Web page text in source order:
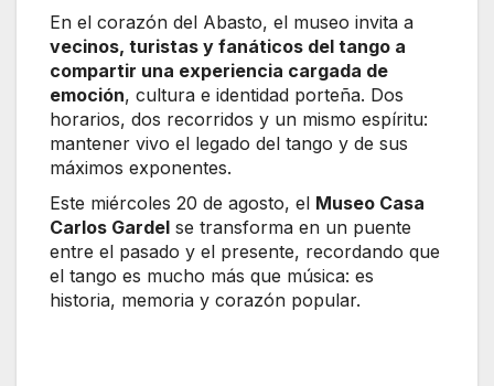
En el corazón del Abasto, el museo invita a
vecinos, turistas y fanáticos del tango a
compartir una experiencia cargada de
emoción, cultura e identidad porteña. Dos
horarios, dos recorridos y un mismo espíritu:
mantener vivo el legado del tango y de sus
máximos exponentes.
Este miércoles 20 de agosto, el Museo Casa
Carlos Gardel se transforma en un puente
entre el pasado y el presente, recordando que
el tango es mucho más que música: es
historia, memoria y corazón popular.